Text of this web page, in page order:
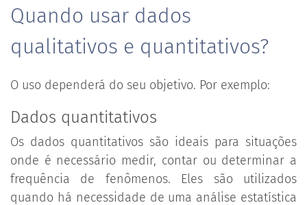
Quando usar dados
qualitativos e quantitativos?
O uso dependerá do seu objetivo. Por exemplo:
Dados quantitativos
Os dados quantitativos são ideais para situações
onde é necessário medir, contar ou determinar a
frequência de fenômenos. Eles são utilizados
quando há necessidade de uma análise estatística